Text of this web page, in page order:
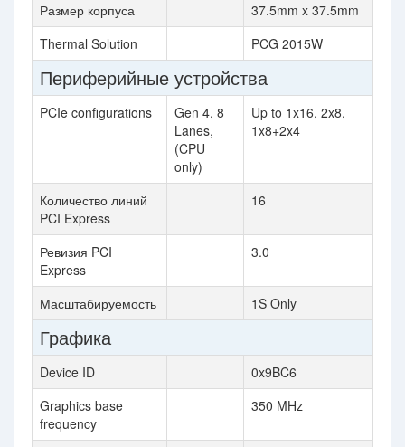
Размер корпуса
37.5mm x 37.5mm
Thermal Solution
PCG 2015W
Периферийные устройства
PCIe configurations
Gen 4, 8
Lanes,
(CPU
only)
Up to 1x16, 2x8,
1x8+2x4
Количество линий
PCI Express
16
Ревизия PCI
Express
3.0
Масштабируемость 1S Only
Графика
Device ID
0x9BC6
Graphics base
frequency
350 MHz